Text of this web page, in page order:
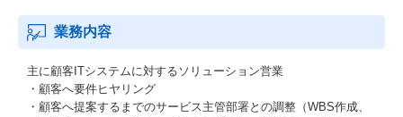
業務内容
主に顧客ITシステムに対するソリューション営業
・顧客へ要件ヒヤリング
・顧客へ提案するまでのサービス主管部署との調整（WBS作成、